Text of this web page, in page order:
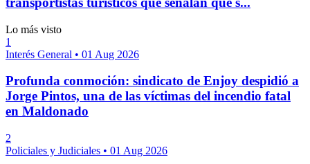
Lo más visto
1
Interés General • 01 Aug 2026
Profunda conmoción: sindicato de Enjoy despidió a
Jorge Pintos, una de las víctimas del incendio fatal
en Maldonado
2
Policiales y Judiciales • 01 Aug 2026